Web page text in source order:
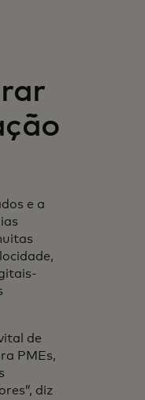
e a
de
PMEs,
diz